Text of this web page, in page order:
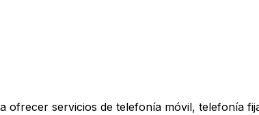
ofrecer servicios de telefonía móvil, telefonía